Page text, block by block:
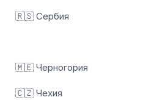
🇷🇸 Сербия
🇲🇪 Черногория
🇨🇿 Чехия